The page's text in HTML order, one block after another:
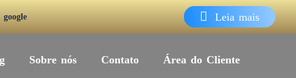
Leia mais
Sobre nós Contato Área do Cliente